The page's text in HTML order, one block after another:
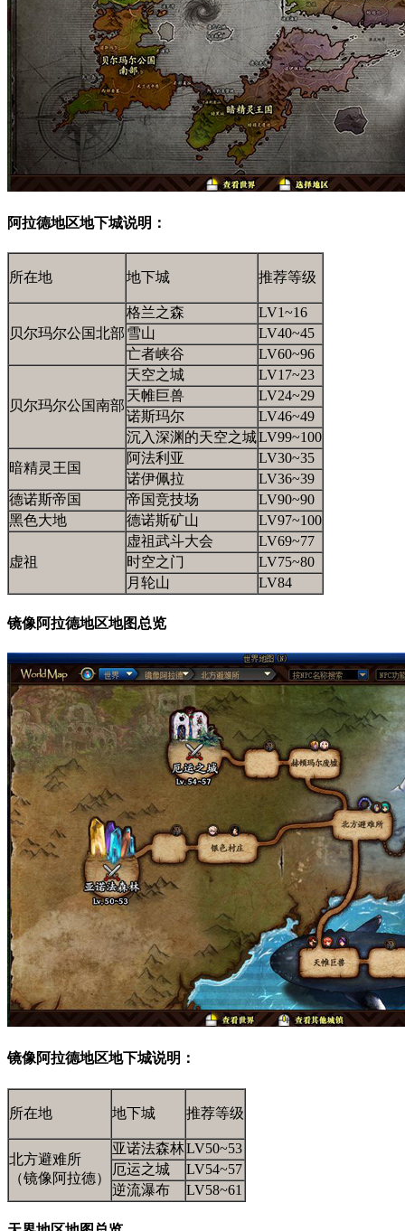
阿拉德地区地下城说明：
所在地 地下城 推荐等级
贝尔玛尔公国北部
格兰之森
LV1~16
雪山
LV40~45
亡者峡谷
LV60~96
贝尔玛尔公国南部
天空之城
LV17~23
天帷巨兽
LV24~29
诺斯玛尔
LV46~49
沉入深渊的天空之城LV99~100
暗精灵王国
阿法利亚
LV30~35
诺伊佩拉
LV36~39
德诺斯帝国
帝国竞技场
LV90~90
黑色大地
德诺斯矿山 LV97~100
虚祖
虚祖武斗大会
LV69~77
时空之门
LV75~80
月轮山
LV84
镜像阿拉德地区地图总览
镜像阿拉德地区地下城说明：
所在地 地下城 推荐等级
北方避难所
（镜像阿拉德）
亚诺法森林LV50~53
厄运之城
LV54~57
逆流瀑布
LV58~61